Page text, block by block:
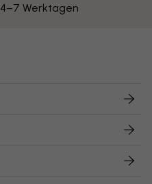
Werktagen